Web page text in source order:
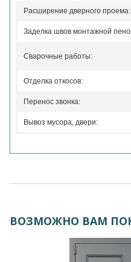
Расширение дверного проема:
Заделка швов монтажной
Сварочные работы:
Отделка откосов:
Перенос звонка:
Вывоз мусора, двери:
ВОЗМОЖНО ВАМ